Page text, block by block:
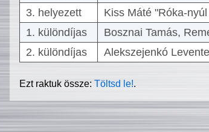
3. helyezett
Kiss Máté "Róka-
1. különdíjas
Bosznai Tamás,
2. különdíjas
Alekszejenkó
Ezt raktuk össze:Töltsd le!.